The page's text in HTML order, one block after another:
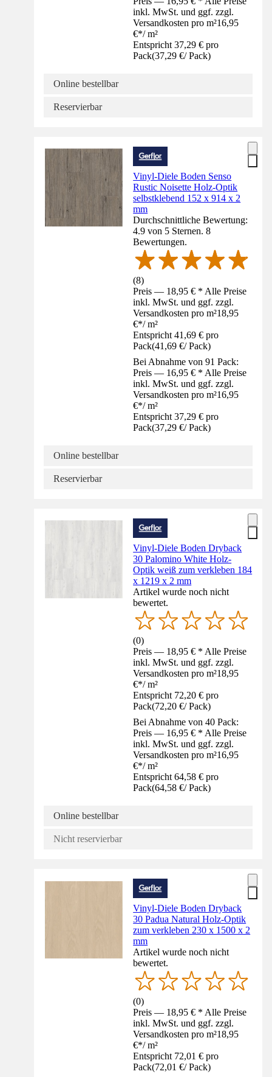
inkl. MwSt. und ggf. zzgl.
Versandkosten pro m²16,95
€*/ m²
Entspricht 37,29 € pro
Pack(37,29 €/ Pack)
Online bestellbar
Reservierbar
Vinyl-Diele Boden Senso
Rustic Noisette Holz-Optik
selbstklebend 152 x 914 x 2
mm
Durchschnittliche Bewertung:
4.9 von 5 Sternen. 8
Bewertungen.
(8)
Preis — 18,95 € * Alle Preise
inkl. MwSt. und ggf. zzgl.
Versandkosten pro m²18,95
€*/ m²
Entspricht 41,69 € pro
Pack(41,69 €/ Pack)
Bei Abnahme von 91 Pack:
Preis — 16,95 € * Alle Preise
inkl. MwSt. und ggf. zzgl.
Versandkosten pro m²16,95
€*/ m²
Entspricht 37,29 € pro
Pack(37,29 €/ Pack)
Online bestellbar
Reservierbar
Vinyl-Diele Boden Dryback
30 Palomino White Holz-
Optik weiß zum verkleben 184
x 1219 x 2 mm
Artikel wurde noch nicht
bewertet.
(0)
Preis — 18,95 € * Alle Preise
inkl. MwSt. und ggf. zzgl.
Versandkosten pro m²18,95
€*/ m²
Entspricht 72,20 € pro
Pack(72,20 €/ Pack)
Bei Abnahme von 40 Pack:
Preis — 16,95 € * Alle Preise
inkl. MwSt. und ggf. zzgl.
Versandkosten pro m²16,95
€*/ m²
Entspricht 64,58 € pro
Pack(64,58 €/ Pack)
Online bestellbar
Nicht reservierbar
Vinyl-Diele Boden Dryback
30 Padua Natural Holz-Optik
zum verkleben 230 x 1500 x 2
mm
Artikel wurde noch nicht
bewertet.
(0)
Preis — 18,95 € * Alle Preise
inkl. MwSt. und ggf. zzgl.
Versandkosten pro m²18,95
€*/ m²
Entspricht 72,01 € pro
Pack(72,01 €/ Pack)